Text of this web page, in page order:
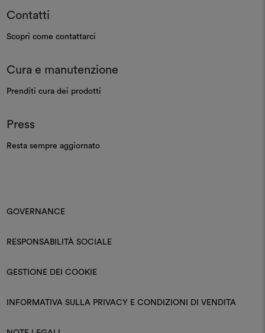
Contatti
Scopri come contattarci
Cura e manutenzione
Prenditi cura dei prodotti
Press
Resta sempre aggiornato
GOVERNANCE
RESPONSABILITÀ SOCIALE
GESTIONE DEI COOKIE
INFORMATIVA SULLA PRIVACY E CONDIZIONI DI VENDITA